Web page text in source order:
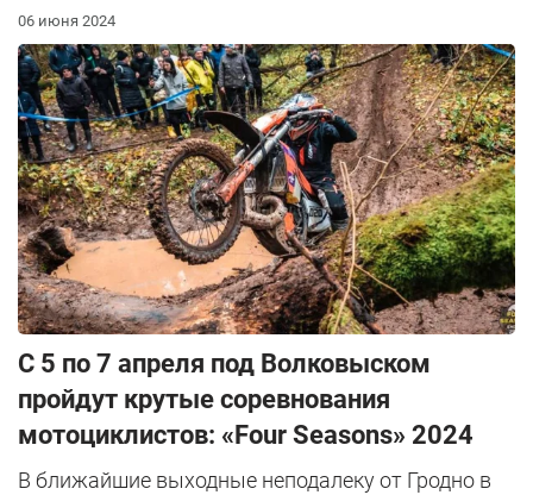
06 июня 2024
С 5 по 7 апреля под Волковыском
пройдут крутые соревнования
мотоциклистов: «Four Seasons» 2024
В ближайшие выходные неподалеку от Гродно в